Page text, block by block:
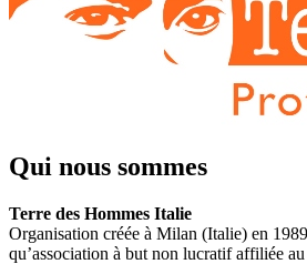
Qui nous sommes
Terre des Hommes Italie
Organisation créée à Milan (Italie) en
qu’association à but non lucratif affiliée